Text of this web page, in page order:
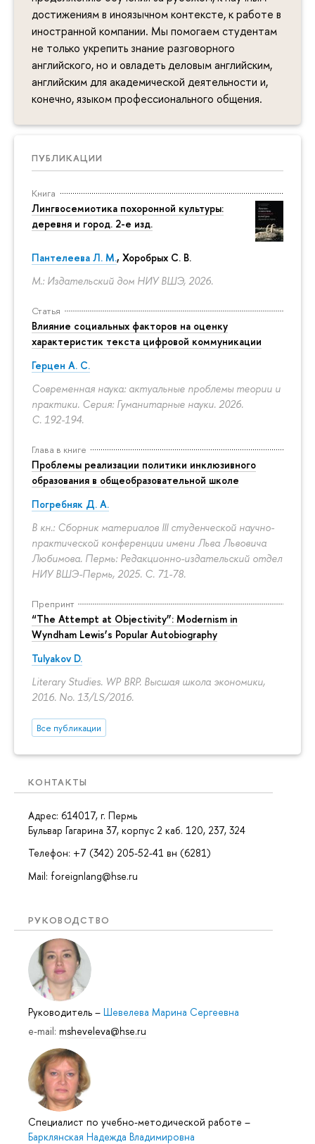
достижениям в иноязычном контексте, к работе в
иностранной компании. Мы помогаем студентам
не только укрепить знание разговорного
английского, но и овладеть деловым английским,
английским для академической деятельности и,
конечно, языком профессионального общения.
ПУБЛИКАЦИИ
Книга
Лингвосемиотика похоронной культуры:
деревня и город. 2-е изд.
Пантелеева Л. М., Хоробрых С. В.
М.: Издательский дом НИУ ВШЭ, 2026.
Статья
Влияние социальных факторов на оценку
характеристик текста цифровой коммуникации
Герцен А. С.
Современная наука: актуальные проблемы теории и
практики. Серия: Гуманитарные науки. 2026.
С. 192-194.
Глава в книге
Проблемы реализации политики инклюзивного
образования в общеобразовательной школе
Погребняк Д. А.
В кн.: Сборник материалов III студенческой научно-
практической конференции имени Льва Львовича
Любимова. Пермь: Редакционно-издательский отдел
НИУ ВШЭ-Пермь, 2025. С. 71-78.
Препринт
“The Attempt at Objectivity”: Modernism in
Wyndham Lewis’s Popular Autobiography
Tulyakov D.
Literary Studies. WP BRP. Высшая школа экономики,
2016. No. 13/LS/2016.
Все публикации
КОНТАКТЫ
Адрес: 614017, г. Пермь
Бульвар Гагарина 37, корпус 2 каб. 120, 237, 324
Телефон: +7 (342) 205-52-41 вн (6281)
Mail: foreignlang@hse.ru
РУКОВОДСТВО
Руководитель – Шевелева Марина Сергеевна
e-mail: msheveleva@hse.ru
Специалист по учебно-методической работе –
Барклянская Надежда Владимировна